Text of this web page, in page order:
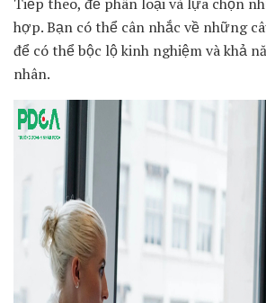
Tiếp theo, để phân loại và lựa chọn
hợp. Bạn có thể cân nhắc về những
để có thể bộc lộ kinh nghiệm và khả
nhân.